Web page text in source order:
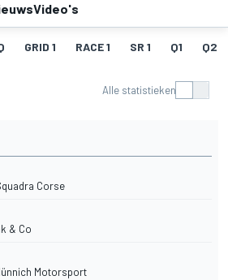
Video's
GRID 1 RACE 1 SR 1 Q1 Q2
Alle statistieken
Corse
& Co
Motorsport